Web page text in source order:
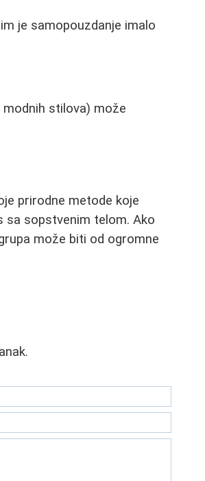
je samopouzdanje imalo
stilova) može
prirodne metode koje
sa sopstvenim telom. Ako
može biti od ogromne